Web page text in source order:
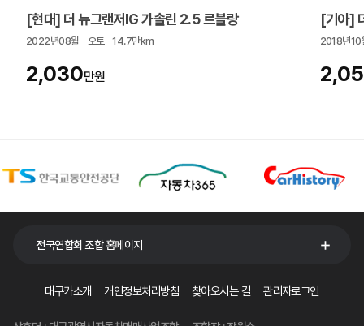
[현대] 더 뉴그랜저IG 가솔린 2.5 르블랑
2022년08월 오토 14.7만km
2,030만원
[기아]
2018년10
전국연합회 조합 홈페이지
대구카소개 개인정보처리방침 찾아오시는 길 관리자로그인